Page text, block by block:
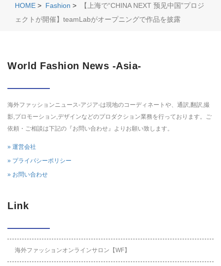
HOME > Fashion >
【上海で“CHINA NEXT 预见中国”プロジ
ェクトが開催】teamLabがオープニングで作品を披露
World Fashion News -Asia-
海外ファッションニュース-アジア-は現地のコーディネートや、通訳,翻訳,撮
影,プロモーション,デザインなどのプロダクション業務を行っております。ご
依頼・ご相談は下記の『お問い合わせ』よりお願い致します。
» 運営会社
» プライバシーポリシー
» お問い合わせ
Link
海外ファッションオンラインサロン【WF】